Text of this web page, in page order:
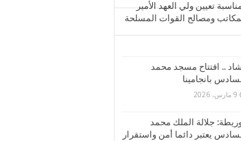
تعيين ولي العهد الأمير
ومصالح القوات المسلحة
.. افتتاح مسجد محمد
بانجامينا
9 مارس، 2026
جلالة الملك محمد
يعتبر دائما أمن واستقرار